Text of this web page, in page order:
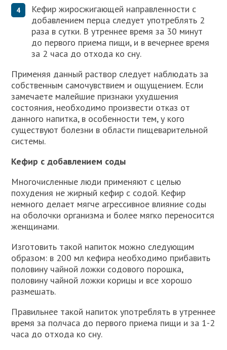
Кефир жиросжигающей направленности с
добавлением перца следует употреблять 2
раза в сутки. В утреннее время за 30 минут
до первого приема пищи, и в вечернее время
за 2 часа до отхода ко сну.
Применяя данный раствор следует наблюдать за
собственным самочувствием и ощущением. Если
замечаете малейшие признаки ухудшения
состояния, необходимо произвести отказ от
данного напитка, в особенности тем, у кого
существуют болезни в области пищеварительной
системы.
Кефир с добавлением соды
Многочисленные люди применяют с целью
похудения не жирный кефир с содой. Кефир
немного делает мягче агрессивное влияние соды
на оболочки организма и более мягко переносится
женщинами.
Изготовить такой напиток можно следующим
образом: в 200 мл кефира необходимо прибавить
половину чайной ложки содового порошка,
половину чайной ложки корицы и все хорошо
размешать.
Правильнее такой напиток употреблять в утреннее
время за полчаса до первого приема пищи и за 1-2
часа до отхода ко сну.